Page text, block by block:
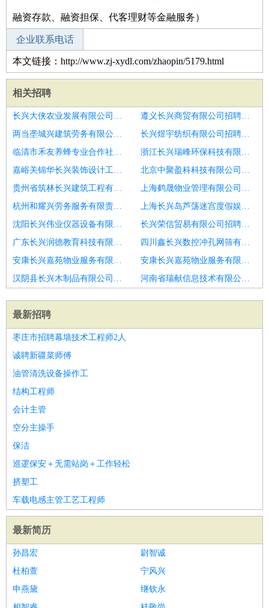
融资存款、融资担保、代客理财等金融服务）
企业联系电话
本文链接：http://www.zj-xydl.com/zhaopin/5179.html
相关招聘
长兴大侠农业发展有限公司招聘内科全科医生
遵义长兴商贸有限公司招聘口腔助理医生
两当垄城兴建筑劳务有限公司招聘网电咨询主管
长兴煜宇纺织有限公司招聘内科医生
临清市禾友养蜂专业合作社招聘执业医生
浙江长兴瑞峰环保科技有限公司招聘骨伤科医师
嘉峪关锦华长兴装饰设计工程有限责任公司招聘普通外科,肛肠外科
北京中聚盈科科技有限公司招聘儿科执业医生
贵州省筑林长兴建筑工程有限公司招聘临床医生
上海鹤晟物业管理有限公司招聘内科执业医生
杭州和耀兴劳务服务有限责任公司招聘海淀万柳二级口腔医院招聘医生
上海长兴岛芦荡迷宫度假娱乐有限公司招聘应届毕业生
沈阳长兴伟业仪器设备有限公司招聘实习
长兴荣信贸易有限公司招聘口腔执业医生
广东长兴润德教育科技有限公司大同分公司招聘口腔医生
四川鑫长兴数控冲孔网筛有限公司量力分公司招聘内科全科医生
安康长兴嘉苑物业服务有限公司招聘外科医师
安康长兴嘉苑物业服务有限公司招聘B超医生
汉阴县长兴木制品有限公司招聘住院部主任
河南省瑞献信息技术有限公司招聘儿童眼科医生
最新招聘
枣庄市招聘幕墙技术工程师2人
诚聘新疆菜师傅
油管清洗设备操作工
结构工程师
会计主管
空分主操手
保洁
巡逻保安＋无需站岗＋工作轻松
挤塑工
车载电感主管工艺工程师
最新简历
孙昌宏
尉智诚
杜柏萱
宁风兴
申燕黛
继钦永